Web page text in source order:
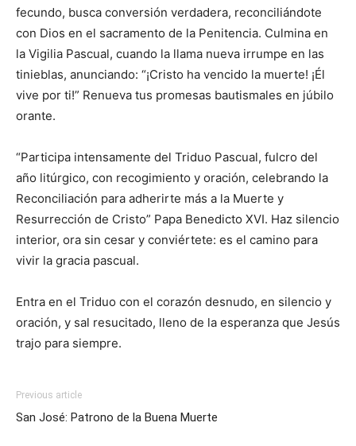
fecundo, busca conversión verdadera, reconciliándote
con Dios en el sacramento de la Penitencia. Culmina en
la Vigilia Pascual, cuando la llama nueva irrumpe en las
tinieblas, anunciando: “¡Cristo ha vencido la muerte! ¡Él
vive por ti!” Renueva tus promesas bautismales en júbilo
orante.
“Participa intensamente del Triduo Pascual, fulcro del
año litúrgico, con recogimiento y oración, celebrando la
Reconciliación para adherirte más a la Muerte y
Resurrección de Cristo” Papa Benedicto XVI. Haz silencio
interior, ora sin cesar y conviértete: es el camino para
vivir la gracia pascual.
Entra en el Triduo con el corazón desnudo, en silencio y
oración, y sal resucitado, lleno de la esperanza que Jesús
trajo para siempre.
Previous article
San José: Patrono de la Buena Muerte